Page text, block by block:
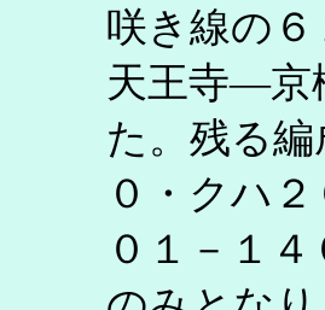
咲き線の
天王寺―京
た。残る
０・クハ
０１－１